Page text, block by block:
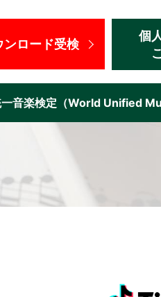
ンロード受検
個
一音楽検定（World Unified